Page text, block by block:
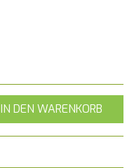
IN DEN WARENKORB